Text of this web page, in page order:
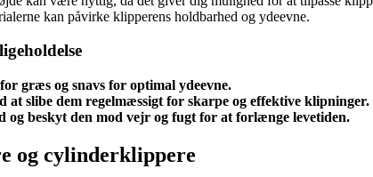
kan påvirke klipperens holdbarhed og ydeevne.
græs og snavs for optimal ydeevne.
at slibe dem regelmæssigt for skarpe og effektive klipninger.
og beskyt den mod vejr og fugt for at forlænge levetiden.
og cylinderklippere